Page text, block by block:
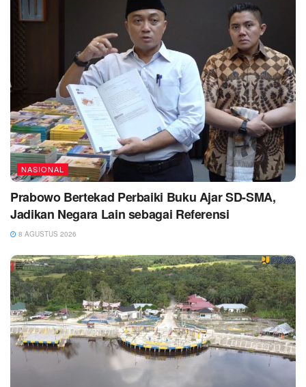
NASIONAL
Prabowo Bertekad Perbaiki Buku Ajar SD-SMA,
Jadikan Negara Lain sebagai Referensi
8 AGUSTUS 2026